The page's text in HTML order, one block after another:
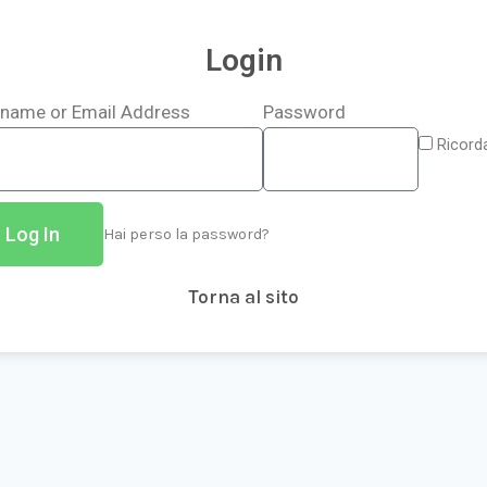
Login
or Email Address Password
Log In Hai perso la password?
Torna al sito